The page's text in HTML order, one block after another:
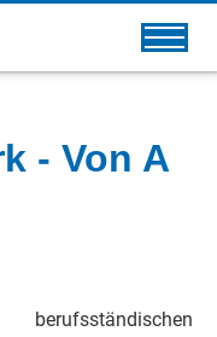
- Von A